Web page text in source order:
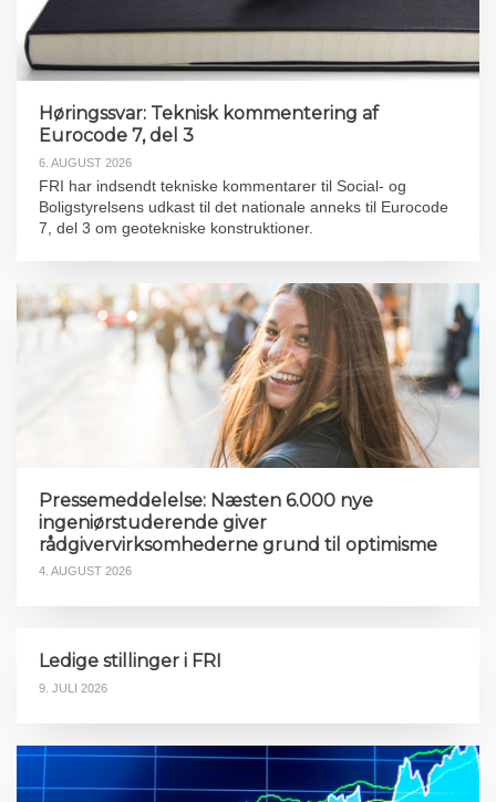
Høringssvar: Teknisk kommentering af
Eurocode 7, del 3
6. AUGUST 2026
FRI har indsendt tekniske kommentarer til Social- og
Boligstyrelsens udkast til det nationale anneks til Eurocode
7, del 3 om geotekniske konstruktioner.
Pressemeddelelse: Næsten 6.000 nye
ingeniørstuderende giver
rådgivervirksomhederne grund til optimisme
4. AUGUST 2026
Ledige stillinger i FRI
9. JULI 2026